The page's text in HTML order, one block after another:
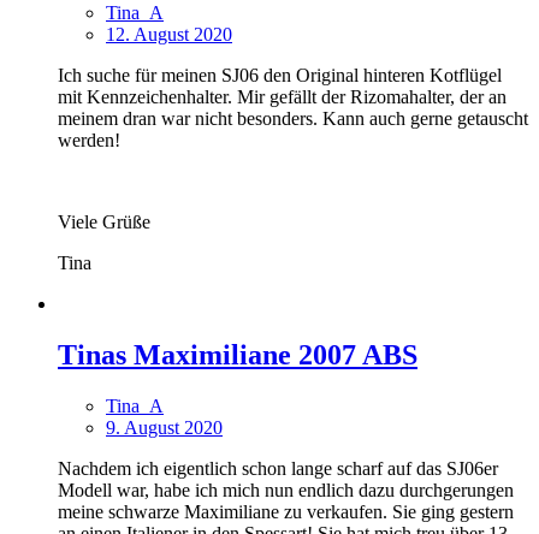
Tina_A
12. August 2020
Ich suche für meinen SJ06 den Original hinteren Kotflügel
mit Kennzeichenhalter. Mir gefällt der Rizomahalter, der an
meinem dran war nicht besonders. Kann auch gerne getauscht
werden!
Viele Grüße
Tina
Tinas Maximiliane 2007 ABS
Tina_A
9. August 2020
Nachdem ich eigentlich schon lange scharf auf das SJ06er
Modell war, habe ich mich nun endlich dazu durchgerungen
meine schwarze Maximiliane zu verkaufen. Sie ging gestern